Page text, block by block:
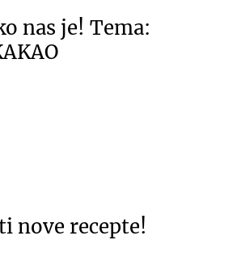
nas je! Tema:
nove recepte!